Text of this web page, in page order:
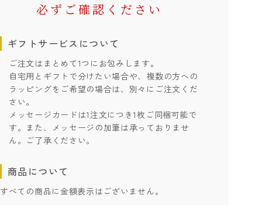
必ずご確認ください
ギフトサービスについて
ご注文はまとめて1つにお包みします。
自宅用とギフトで分けたい場合や、複数の方への
ラッピングをご希望の場合は、別々にご注文くだ
さい。
メッセージカードは1注文につき1枚ご同梱可能で
す。また、メッセージの加筆は承っておりませ
ん。ご了承ください。
商品について
すべての商品に金額表示はございません。